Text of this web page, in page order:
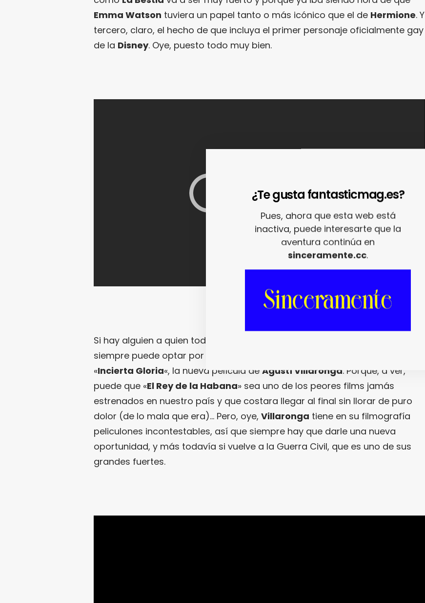
Emma Watson tuviera un papel tanto o más icónico que el de Hermione. Y
tercero, claro, el hecho de que incluya el primer personaje oficialmente gay
de la Disney. Oye, puesto todo muy bien.
Si hay alguien a quien todo lo dicho no le ha acabado de convencer,
siempre puede optar por algo totalmente diferente… Tan diferente como
«Incierta Gloria«, la nueva película de Agustí Villaronga. Porque, a ver,
puede que «El Rey de la Habana» sea uno de los peores films jamás
estrenados en nuestro país y que costara llegar al final sin llorar de puro
dolor (de lo mala que era)… Pero, oye, Villaronga tiene en su filmografía
peliculones incontestables, así que siempre hay que darle una nueva
oportunidad, y más todavía si vuelve a la Guerra Civil, que es uno de sus
grandes fuertes.
¿Te gusta fantasticmag.es?
Pues, ahora que esta web está
inactiva, puede interesarte que la
aventura continúa en
sinceramente.cc.